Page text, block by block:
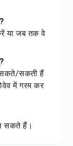
या जब तक वे
सकते/सकती हैं
में गरम कर
सकते हैं।